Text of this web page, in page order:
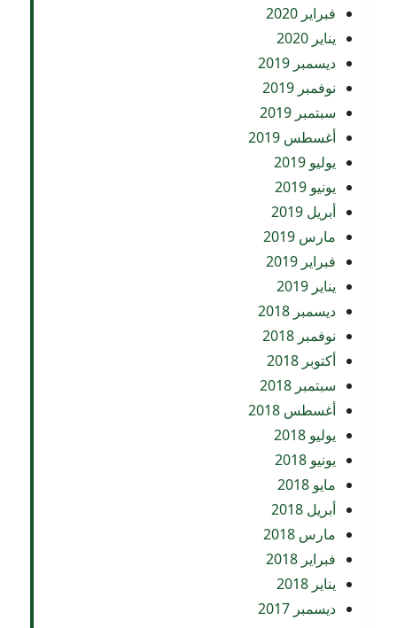
فبراير 2020
يناير 2020
ديسمبر 2019
نوفمبر 2019
سبتمبر 2019
أغسطس 2019
يوليو 2019
يونيو 2019
أبريل 2019
مارس 2019
فبراير 2019
يناير 2019
ديسمبر 2018
نوفمبر 2018
أكتوبر 2018
سبتمبر 2018
أغسطس 2018
يوليو 2018
يونيو 2018
مايو 2018
أبريل 2018
مارس 2018
فبراير 2018
يناير 2018
ديسمبر 2017